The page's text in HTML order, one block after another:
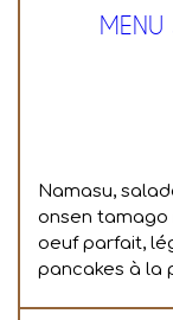
MENU
Namasu,
onsen tamago
oeuf parfait,
pancakes à la